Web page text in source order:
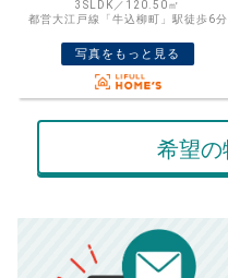
ボーナス
返済金額
返済シミュレ
売却価格
00万円
3LDK／73.24㎡
山手線「高田馬場」駅徒歩7分
写真をもっと見る
希望の